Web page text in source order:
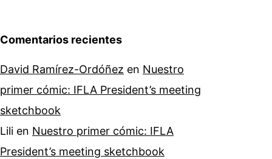
Comentarios recientes
David Ramírez-Ordóñez en Nuestro
primer cómic: IFLA President’s meeting
sketchbook
Lili en Nuestro primer cómic: IFLA
President’s meeting sketchbook